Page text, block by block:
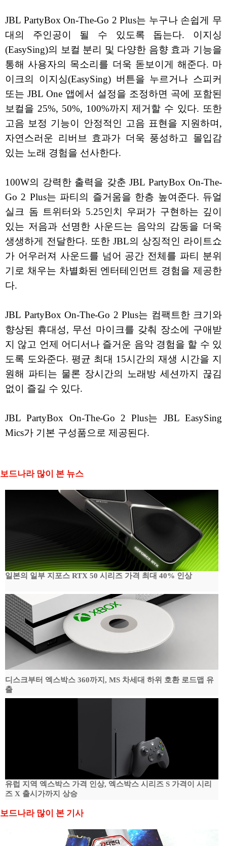
JBL PartyBox On-The-Go 2 Plus는 누구나 손쉽게 무
대의 주인공이 될 수 있도록 돕는다. 이지싱
(EasySing)의 보컬 분리 및 다양한 음향 효과 기능을
통해 사용자의 목소리를 더욱 돋보이게 해준다. 마
이크의 이지싱(EasySing) 버튼을 누르거나 스피커
또는 JBL One 앱에서 설정을 조정하면 곡에 포함된
보컬을 25%, 50%, 100%까지 제거할 수 있다. 또한
고음 보정 기능이 안정적인 고음 표현을 지원하며,
자연스러운 리버브 효과가 더욱 풍성하고 몰입감
있는 노래 경험을 선사한다.
100W의 강력한 출력을 갖춘 JBL PartyBox On-The-
Go 2 Plus는 파티의 즐거움을 한층 높여준다. 듀얼
실크 돔 트위터와 5.25인치 우퍼가 구현하는 깊이
있는 저음과 선명한 사운드는 음악의 감동을 더욱
생생하게 전달한다. 또한 JBL의 상징적인 라이트쇼
가 어우러져 사운드를 넘어 공간 전체를 파티 분위
기로 채우는 차별화된 엔터테인먼트 경험을 제공한
다.
JBL PartyBox On-The-Go 2 Plus는 컴팩트한 크기와
향상된 휴대성, 무선 마이크를 갖춰 장소에 구애받
지 않고 언제 어디서나 즐거운 음악 경험을 할 수 있
도록 도와준다. 평균 최대 15시간의 재생 시간을 지
원해 파티는 물론 장시간의 노래방 세션까지 끊김
없이 즐길 수 있다.
JBL PartyBox On-The-Go 2 Plus는 JBL EasySing
Mics가 기본 구성품으로 제공된다.
보드나라 많이 본 뉴스
일본의 일부 지포스 RTX 50 시리즈 가격 최대 40% 인상
디스크부터 엑스박스 360까지, MS 차세대 하위 호환 로드맵 유
출
유럽 지역 엑스박스 가격 인상, 엑스박스 시리즈 S 가격이 시리
즈 X 출시가까지 상승
보드나라 많이 본 기사